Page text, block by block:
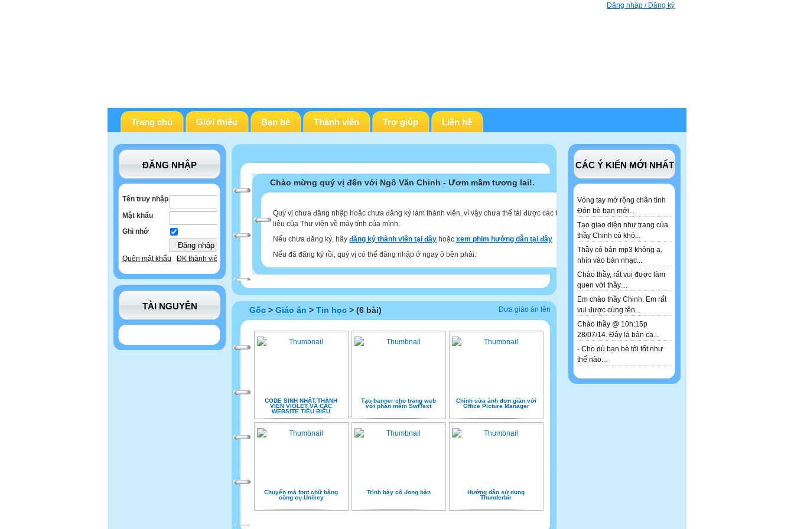
Đăng nhập / Đăng ký
Trang chủ Giới thiệu Bạn bè Thành viên Trợ giúp Liên hệ
ĐĂNG NHẬP
Tên truy nhập
Mật khẩu
Ghi nhớ
Quên mật khẩu ĐK thành viên
TÀI NGUYÊN
CÁC Ý KIẾN MỚI NHẤT
Vòng tay mở rộng chân tình
Đón bè bạn mới...
Tạo giao diện như trang của
thầy Chinh có khó...
Thầy có bản mp3 không ạ,
nhìn vào bản nhạc...
Chào thầy, rất vui được làm
quen với thầy....
Em chào thầy Chinh. Em rất
vui được cùng tên...
Chào thầy @ 10h:15p
28/07/14. Đây là bản ca...
- Cho dù bạn bè tôi tốt như
thế nào...
Chào mừng quý vị đến với Ngô Văn Chinh - Ươm mầm tương lai!.
Quý vị chưa đăng nhập hoặc chưa đăng ký làm thành viên, vì vậy chưa thể tải được các tư
liệu của Thư viện về máy tính của mình.
Nếu chưa đăng ký, hãy đăng ký thành viên tại đây hoặc xem phim hướng dẫn tại đây
Nếu đã đăng ký rồi, quý vị có thể đăng nhập ở ngay ô bên phải.
Đưa giáo án lên
Gốc > Giáo án > Tin học > (6 bài)
CODE SINH NHẬT THÀNH
VIÊN VIOLET VÀ CÁC
WEBSITE TIÊU BIỂU
Tạo banner cho trang web
với phần mềm SwfText
Chỉnh sửa ảnh đơn giản với
Office Picture Manager
Chuyển mà font chữ bằng
công cụ Unikey
Trình bày cô đọng bản
Hướng dẫn sử dụng
Thunderbir